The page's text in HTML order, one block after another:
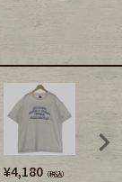
¥4,180 （税込）